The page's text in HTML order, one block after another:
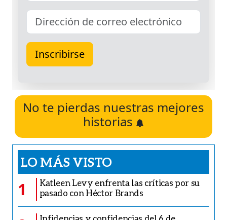
No te pierdas nuestras mejores
historias
LO MÁS VISTO
1
Katleen Levy enfrenta las críticas por su
pasado con Héctor Brands